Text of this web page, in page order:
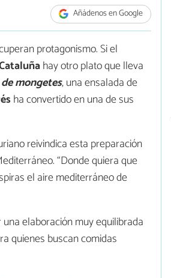
Añádenos en Google
protagonismo. Si el
hay otro plato que lleva
mongetes, una ensalada de
ha convertido en una de sus
reivindica esta preparación
“Donde quiera que
el aire mediterráneo de
elaboración muy equilibrada
quienes buscan comidas